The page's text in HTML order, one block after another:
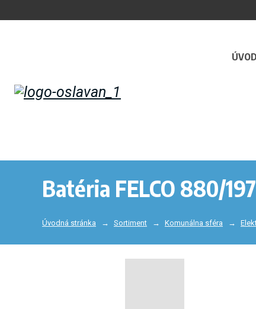
ÚVOD
Batéria FELCO 880/197
Úvodná stránka Sortiment Komunálna sféra